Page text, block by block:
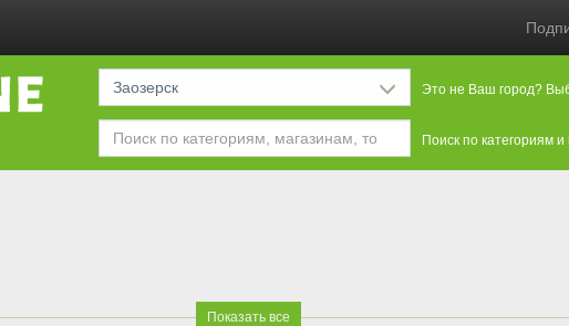
Заозерск Это не Ваш город?
Поиск по категориям
Показать все